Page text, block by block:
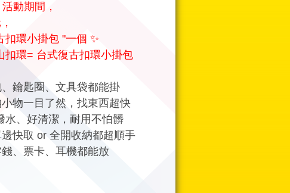
動期間，
扣環小掛包 "一個 ✨
扣環= 台式復古扣環小掛包
鑰匙圈、文具袋都能掛
物一目了然，找東西超快
水、好清潔，耐用不怕髒
快取 or 全開收納都超順手
、票卡、耳機都能放